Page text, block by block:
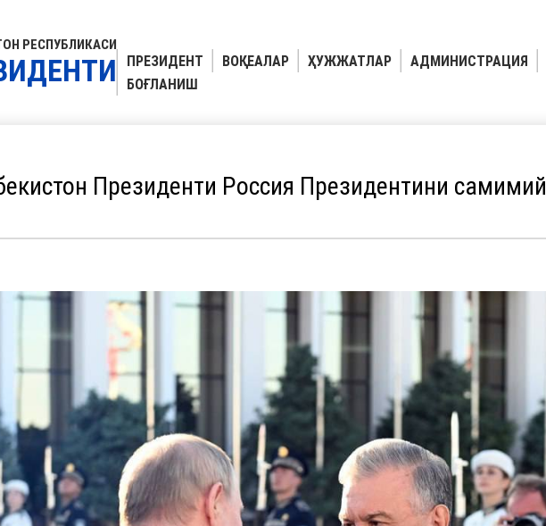
РЕСПУБЛИКАСИ
ПРЕЗИДЕНТ ВОҚЕАЛАР ҲУЖЖАТЛАР АДМИНИСТРАЦИЯ
БОҒЛАНИШ
Президенти Россия Президентини